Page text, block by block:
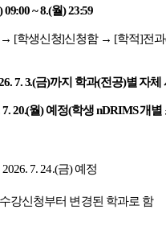
) 09:00 ~ 8.(월) 23:59
→ [학생신청]신청함 → [학적]전과
7. 3.(금)까지 학과(전공)별 자체
20.(월)예정(학생nDRIMS개별
2026. 7. 24.(금)예정
강신청부터 변경된 학과로 함